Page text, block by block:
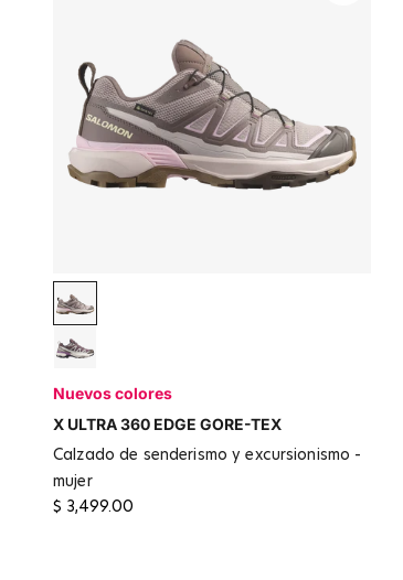
Desert Tan / Iron
Huckleberry / Paloma / Concord Grape
Nuevos colores
X ULTRA 360 EDGE GORE-TEX
calzado de senderismo y excursionismo -
mujer
$ 3,499.00